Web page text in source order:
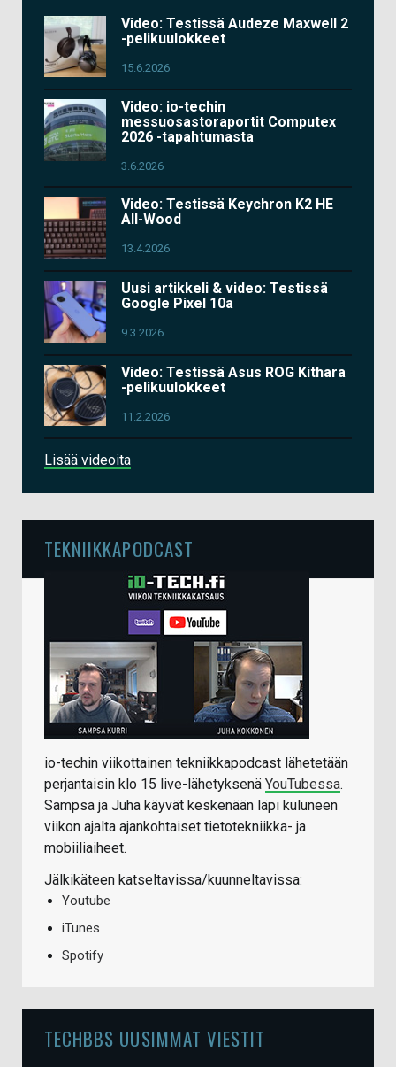
Video: Testissä Audeze Maxwell 2
-pelikuulokkeet
15.6.2026
Video: io-techin
messuosastoraportit Computex
2026 -tapahtumasta
3.6.2026
Video: Testissä Keychron K2 HE
All-Wood
13.4.2026
Uusi artikkeli & video: Testissä
Google Pixel 10a
9.3.2026
Video: Testissä Asus ROG Kithara
-pelikuulokkeet
11.2.2026
Lisää videoita
TEKNIIKKAPODCAST
io-techin viikottainen tekniikkapodcast lähetetään
perjantaisin klo 15 live-lähetyksenä YouTubessa.
Sampsa ja Juha käyvät keskenään läpi kuluneen
viikon ajalta ajankohtaiset tietotekniikka- ja
mobiiliaiheet.
Jälkikäteen katseltavissa/kuunneltavissa:
Youtube
iTunes
Spotify
TECHBBS UUSIMMAT VIESTIT